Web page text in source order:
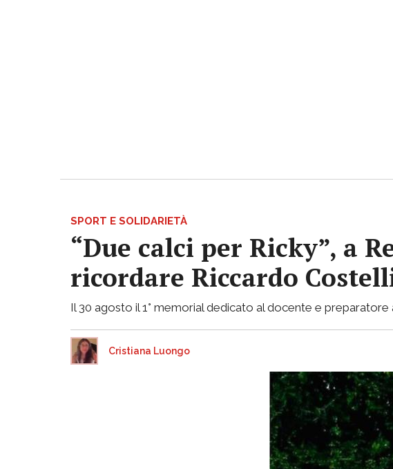
SPORT E SOLIDARIETÀ
“Due calci per Ricky”, a
ricordare Riccardo
Il 30 agosto il 1° memorial dedicato al docente e
Cristiana Luongo